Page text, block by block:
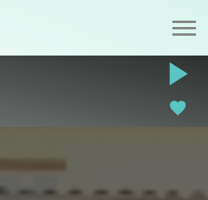
play_arrow
favorite